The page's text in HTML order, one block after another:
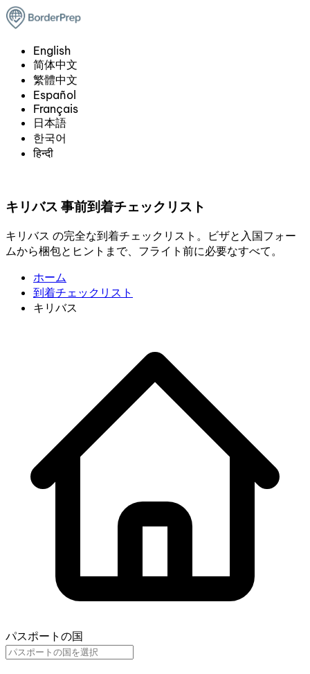
English
简体中文
繁體中文
Español
Français
日本語
한국어
हिन्दी
キリバス 事前到着チェックリスト
キリバス の完全な到着チェックリスト。ビザと入国フォー
ムから梱包とヒントまで、フライト前に必要なすべて。
ホーム
到着チェックリスト
キリバス
パスポートの国